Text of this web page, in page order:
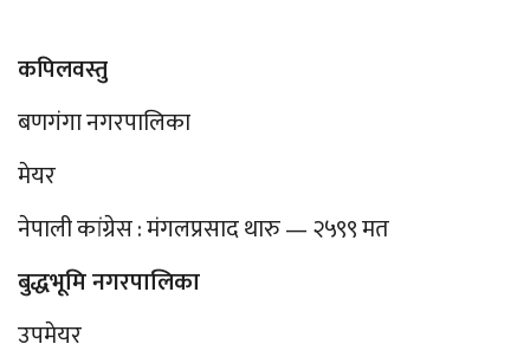
कपिलवस्तु
बणगंगा नगरपालिका
मेयर
नेपाली कांग्रेस : मंगलप्रसाद थारु — २५९९ मत
बुद्धभूमि नगरपालिका
उपमेयर